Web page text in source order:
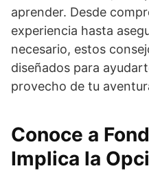
aprender. Desde
experiencia hasta
necesario, estos
diseñados para
provecho de tu
Conoce a
Implica la